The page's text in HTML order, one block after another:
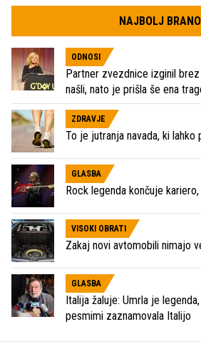
NAJBOLJ BRANO
ODNOSI
Partner zvezdnice izginil
našli, nato je prišla še ena
ZDRAVJE
To je jutranja navada, ki lahko
GLASBA
Rock legenda končuje
VISOKI OBRATI
Zakaj novi avtomobili nimajo
GLASBA
Italija žaluje: Umrla je
pesmimi zaznamovala Italijo